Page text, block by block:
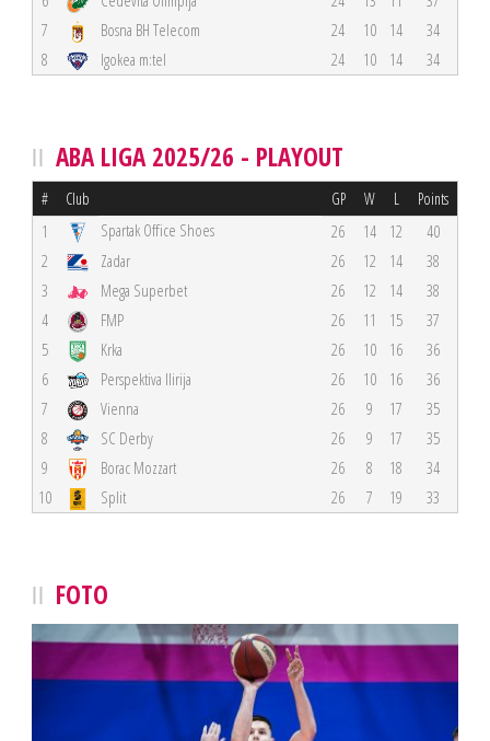
7
Bosna BH Telecom 24 10 14
34
8
Igokea m:tel 24 10 14 34
ABA LIGA 2025/26 - PLAYOUT
# Club GP W L Points
1 Spartak Office Shoes 26 14 12
40
2
Zadar 26 12 14
38
3
Mega Superbet 26 12 14
38
4
FMP 26 11 15
37
5
Krka 26 10 16
36
6
Perspektiva Ilirija 26 10 16
36
7
Vienna 26 9 17
35
8
SC Derby 26 9 17
35
9
Borac Mozzart 26 8 18
34
10
Split 26 7 19 33
FOTO